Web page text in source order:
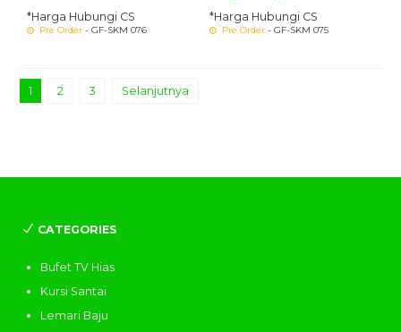
*Harga Hubungi CS
Pre Order - GF-SKM 076
*Harga Hubungi CS
Pre Order - GF-SKM 075
1 2 3 Selanjutnya
CATEGORIES
Bufet TV Hias
Kursi Santai
Lemari Baju